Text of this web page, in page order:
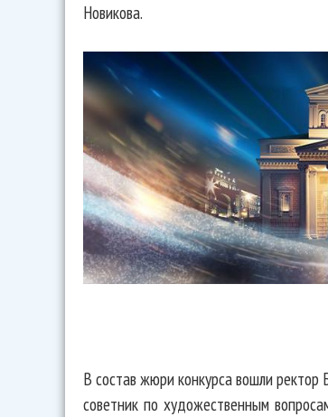
Новикова.
В состав жюри конкурса вошли
советник по художественным